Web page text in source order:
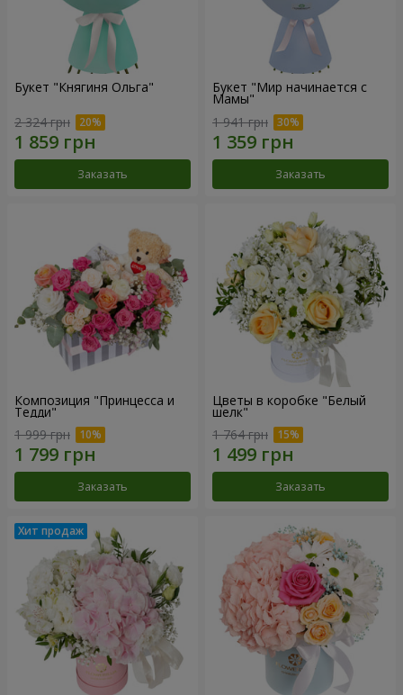
Букет "Княгиня Ольга"
2 324 грн
Заказать
Букет "Мир начинается с
Мамы"
1 941 грн
Заказать
Композиция "Принцесса и
Тедди"
1 999 грн
Заказать
Цветы в коробке "Белый
шелк"
1 764 грн
Заказать